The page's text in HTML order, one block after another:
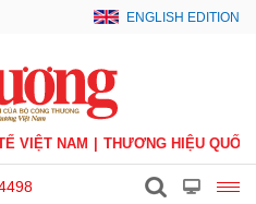
ENGLISH EDITION
VIỆT NAM THƯƠNG HIỆU QUỐC